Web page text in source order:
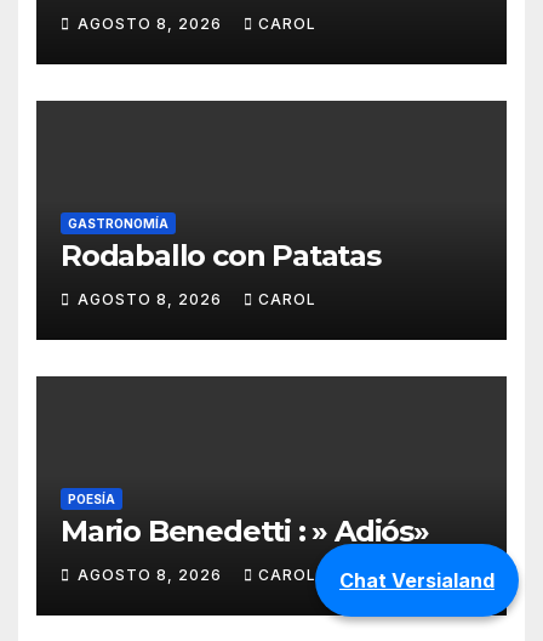
Chat Versialand
AGOSTO 8, 2026 CAROL
GASTRONOMÍA
Rodaballo con Patatas
AGOSTO 8, 2026 CAROL
POESÍA
Mario Benedetti : » Adiós»
AGOSTO 8, 2026 CAROL